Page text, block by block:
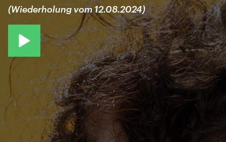
(Wiederholung vom 12.08.2024)